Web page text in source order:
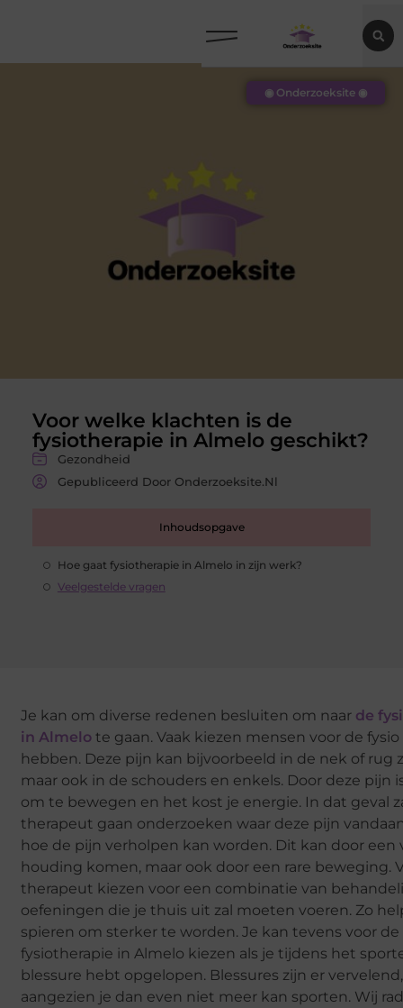
Voor welke klachten is de
fysiotherapie in Almelo geschikt?
Gezondheid
Gepubliceerd Door Onderzoeksite.nl
Inhoudsopgave
Hoe gaat fysiotherapie in Almelo in zijn werk?
Veelgestelde vragen
◉ Onderzoeksite ◉
Je kan om diverse redenen besluiten om naar de
in Almelo te gaan. Vaak kiezen mensen voor de fysio
hebben. Deze pijn kan bijvoorbeeld in de nek of rug
maar ook in de schouders en enkels. Door deze pijn
om te bewegen en het kost je energie. In dat geval
therapeut gaan onderzoeken waar deze pijn
hoe de pijn verholpen kan worden. Dit kan door een
houding komen, maar ook door een rare beweging.
therapeut kiezen voor een combinatie van
oefeningen die je thuis uit zal moeten voeren. Zo
spieren om sterker te worden. Je kan tevens voor de
fysiotherapie in Almelo kiezen als je tijdens het
blessure hebt opgelopen. Blessures zijn er vervelend,
aangezien je dan even niet meer kan sporten. Wij